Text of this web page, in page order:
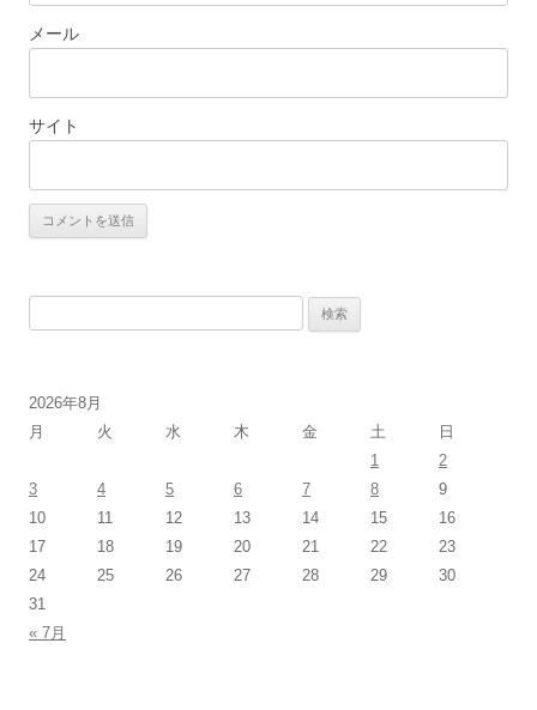
メール
サイト
索:
2026年8月
月
火 水 木 金 土
日
1
2
3
4 5 6 7 8
9
10
11 12 13 14 15
16
17
18 19 20 21 22
23
24
25 26 27 28 29
30
31
« 7月